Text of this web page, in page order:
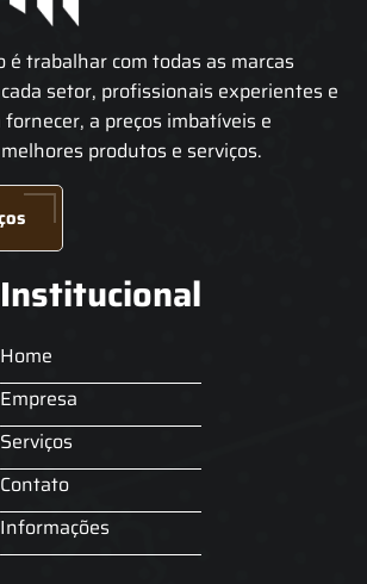
é trabalhar com todas as marcas
setor, profissionais experientes e
a preços imbatíveis e
produtos e serviços.
Institucional
Home
Empresa
Serviços
Contato
Informações